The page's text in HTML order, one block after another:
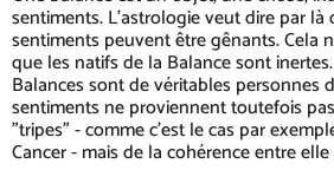
sentiments. L'astrologie veut dire par là
sentiments peuvent être gênants. Cela
que les natifs de la Balance sont
Balances sont de véritables personnes
sentiments ne proviennent toutefois
"tripes" - comme c'est le cas par
Cancer - mais de la cohérence entre